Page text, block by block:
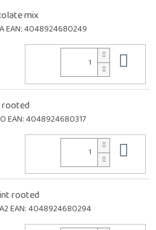
mix
EAN:4048924680249
rooted
EAN:4048924680317
rooted
EAN:4048924680294